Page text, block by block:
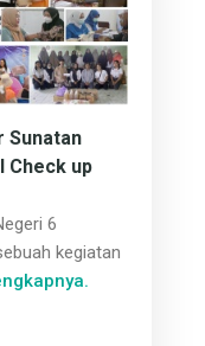
Sunatan
Check up
6
kegiatan